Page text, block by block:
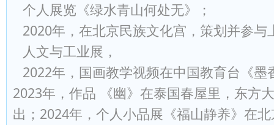
个人展览《绿水青山何处无》
；
2020年，在北京民族文化宫，策划并参与
人文与工业展，
2022年，国画教学视频在中国教育台 《
2023年，作品 《幽》在泰国春屋里，东方
出； 2024年，个人小品展《福山静养》在